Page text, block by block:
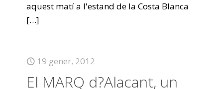
aquest matí a l'estand de la Costa Blanca
[…]
19 gener, 2012
El MARQ d?Alacant, un